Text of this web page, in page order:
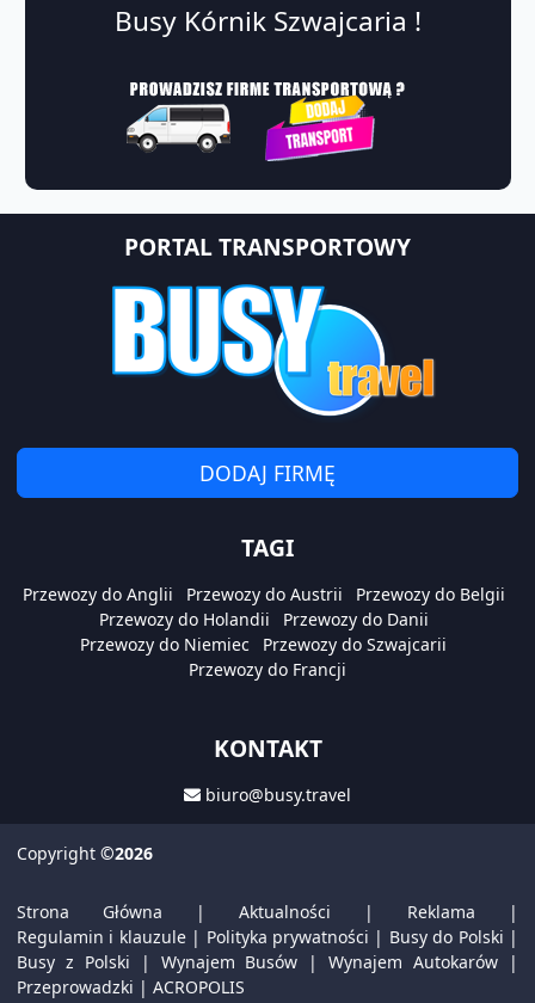
Busy Kórnik Szwajcaria !
PORTAL TRANSPORTOWY
DODAJ FIRMĘ
TAGI
Przewozy do Anglii Przewozy do Austrii
Przewozy do Belgii
Przewozy do Holandii
Przewozy do Danii
Przewozy do Niemiec
Przewozy do Szwajcarii
Przewozy do Francji
KONTAKT
biuro@busy.travel
Copyright ©2026
Strona Główna | Aktualności | Reklama |
Regulamin i klauzule| Polityka prywatności | Busy do Polski |
Busy z Polski | Wynajem Busów |Wynajem Autokarów |
Przeprowadzki | ACROPOLIS